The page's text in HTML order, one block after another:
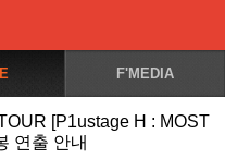
F'MEDIA
[P1ustage H : MOST
연출 안내